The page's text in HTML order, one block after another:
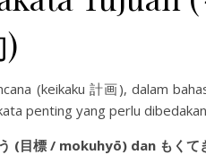
(keikaku 計画), dalam
penting yang perlu
(目標 / mokuhyō) dan もく